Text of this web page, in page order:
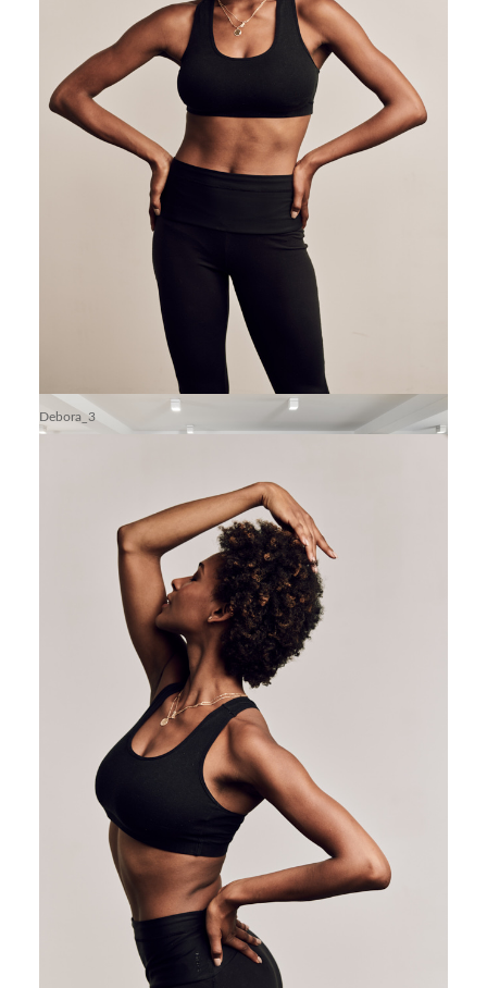
Create Berlin Showroom 3
Create Berlin Showroom 4
Create Berlin Showroom 5
Debora_3